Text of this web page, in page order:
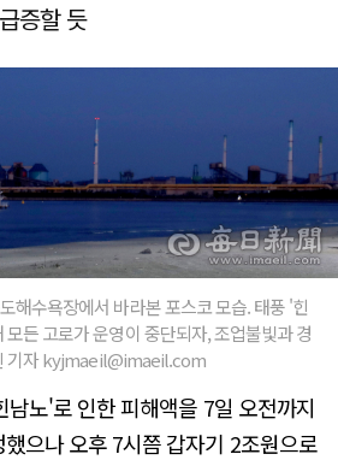
증할 듯
해수욕장에서 바라본 포스코 모습. 태풍 '힌
든 고로가 운영이 중단되자, 조업불빛과 경
기자 kyjmaeil@imaeil.com
남노'로 인한 피해액을 7일 오전까지
으나 오후 7시쯤 갑자기 2조원으로